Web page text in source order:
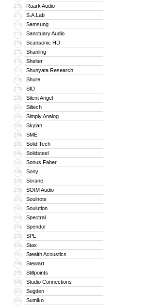
270 Ruark Audio
271 S.A.Lab
272 Samsung
273 Sanctuary Audio
274 Scansonic HD
275 Shanling
276 Shelter
277 Shunyata Research
278 Shure
279 SID
280 Silent Angel
281 Siltech
282 Simply Analog
283 Skylan
284 SME
285 Solid Tech
286 Solidsteel
287 Sonus Faber
288 Sony
289 Sorane
290 SOtM Audio
291 Soulnote
292 Soulution
293 Spectral
294 Spendor
295 SPL
296 Stax
297 Stealth Acoustics
298 Stewart
299 Stillpoints
300 Studio Connections
301 Sugden
302 Sumiko